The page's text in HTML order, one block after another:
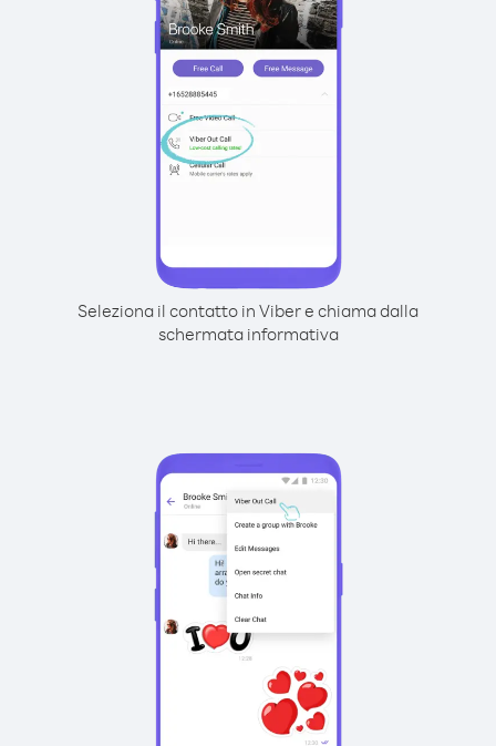
Seleziona il contatto in Viber e chiama dalla
schermata informativa